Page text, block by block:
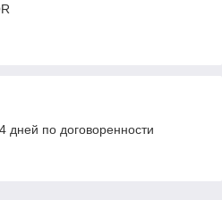
дней по договоренности